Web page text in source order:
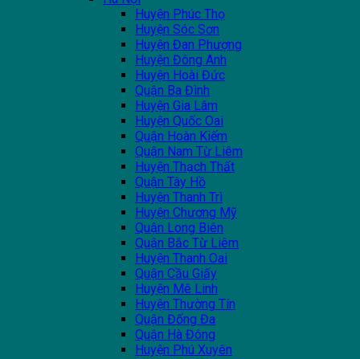
Huyện Phúc Thọ
Huyện Sóc Sơn
Huyện Đan Phượng
Huyện Đông Anh
Huyện Hoài Đức
Quận Ba Đình
Huyện Gia Lâm
Huyện Quốc Oai
Quận Hoàn Kiếm
Quận Nam Từ Liêm
Huyện Thạch Thất
Quận Tây Hồ
Huyện Thanh Trì
Huyện Chương Mỹ
Quận Long Biên
Quận Bắc Từ Liêm
Huyện Thanh Oai
Quận Cầu Giấy
Huyện Mê Linh
Huyện Thường Tín
Quận Đống Đa
Quận Hà Đông
Huyện Phú Xuyên